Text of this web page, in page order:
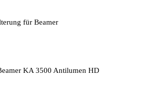
für Beamer
KA 3500 Antilumen HD